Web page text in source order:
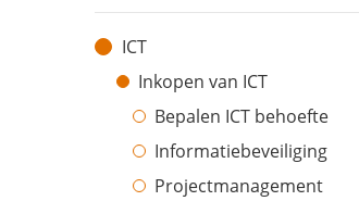
ICT
Inkopen van ICT
Bepalen ICT behoefte
Informatiebeveiliging
Projectmanagement